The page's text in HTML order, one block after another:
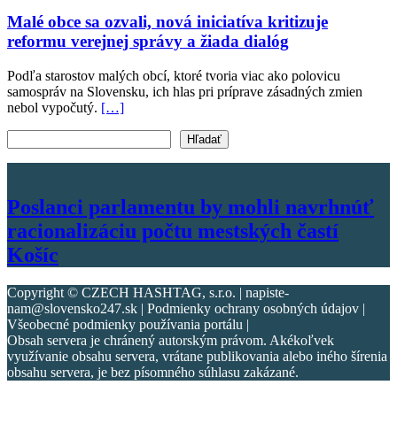
Malé obce sa ozvali, nová iniciatíva kritizuje
reformu verejnej správy a žiada dialóg
Podľa starostov malých obcí, ktoré tvoria viac ako polovicu
samospráv na Slovensku, ich hlas pri príprave zásadných zmien
nebol vypočutý. […]
Hľadať
Poslanci parlamentu by mohli navrhnúť
racionalizáciu počtu mestských častí
Košíc
Copyright © CZECH HASHTAG, s.r.o. | napiste-
nam@slovensko247.sk | Podmienky ochrany osobných údajov |
Všeobecné podmienky používania portálu |
Obsah servera je chránený autorským právom. Akékoľvek
využívanie obsahu servera, vrátane publikovania alebo iného šírenia
obsahu servera, je bez písomného súhlasu zakázané.